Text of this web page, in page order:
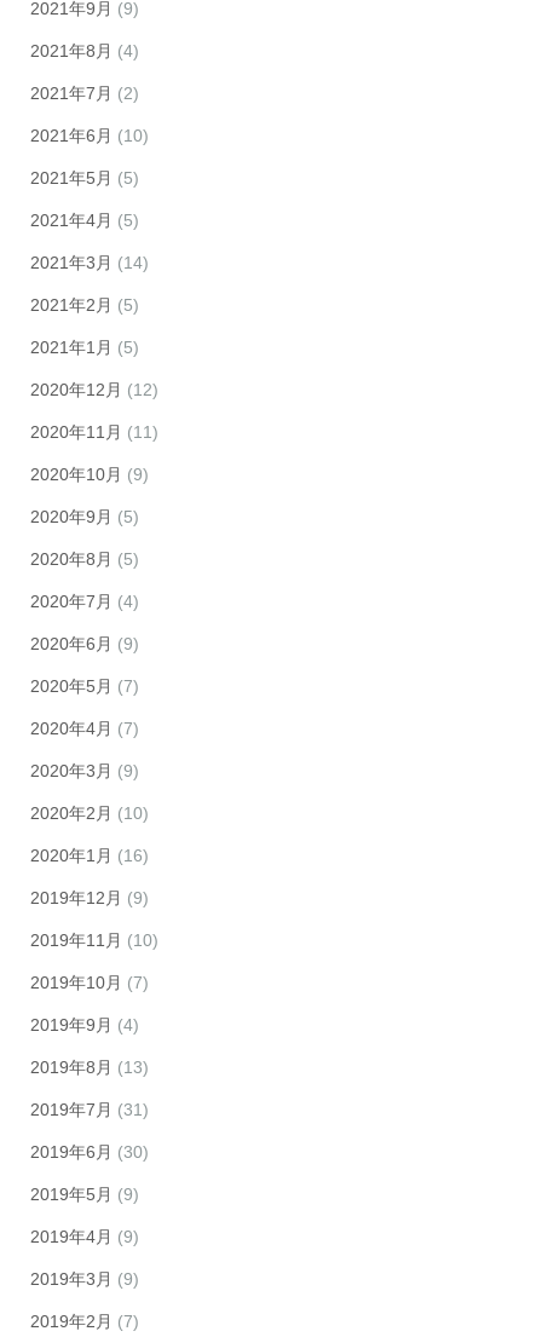
2021年9月 (9)
2021年8月 (4)
2021年7月 (2)
2021年6月 (10)
2021年5月 (5)
2021年4月 (5)
2021年3月 (14)
2021年2月 (5)
2021年1月 (5)
2020年12月 (12)
2020年11月 (11)
2020年10月 (9)
2020年9月 (5)
2020年8月 (5)
2020年7月 (4)
2020年6月 (9)
2020年5月 (7)
2020年4月 (7)
2020年3月 (9)
2020年2月 (10)
2020年1月 (16)
2019年12月 (9)
2019年11月 (10)
2019年10月 (7)
2019年9月 (4)
2019年8月 (13)
2019年7月 (31)
2019年6月 (30)
2019年5月 (9)
2019年4月 (9)
2019年3月 (9)
2019年2月 (7)